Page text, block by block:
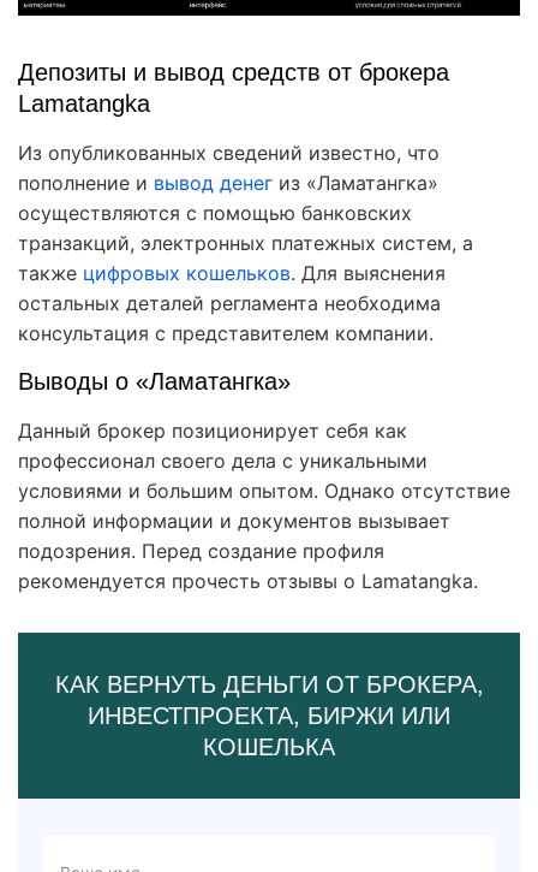
Депозиты и вывод средств от брокера
Lamatangka
Из опубликованных сведений известно, что
пополнение и вывод денег из «Ламатангка»
осуществляются с помощью банковских
транзакций, электронных платежных систем, а
также цифровых кошельков. Для выяснения
остальных деталей регламента необходима
консультация с представителем компании.
Выводы о «Ламатангка»
Данный брокер позиционирует себя как
профессионал своего дела с уникальными
условиями и большим опытом. Однако отсутствие
полной информации и документов вызывает
подозрения. Перед создание профиля
рекомендуется прочесть отзывы о Lamatangka.
КАК ВЕРНУТЬ ДЕНЬГИ ОТ БРОКЕРА,
ИНВЕСТПРОЕКТА, БИРЖИ ИЛИ
КОШЕЛЬКА